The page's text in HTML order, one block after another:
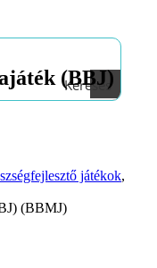
Keresés
(BBJ)
játékok,
(BBMJ)